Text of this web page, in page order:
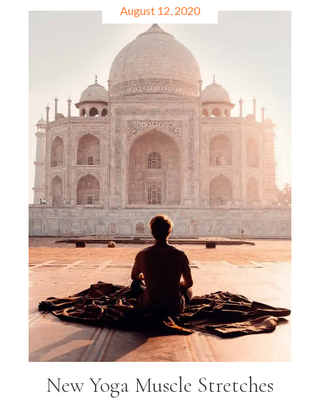
August 12, 2020
New Yoga Muscle Stretches